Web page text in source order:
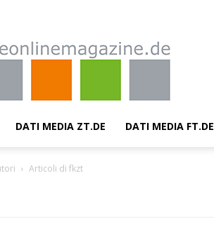
Dieonlinemagazine.de
DATI MEDIA ZT.DE DATI MEDIA FT.DE
Articoli di fkzt